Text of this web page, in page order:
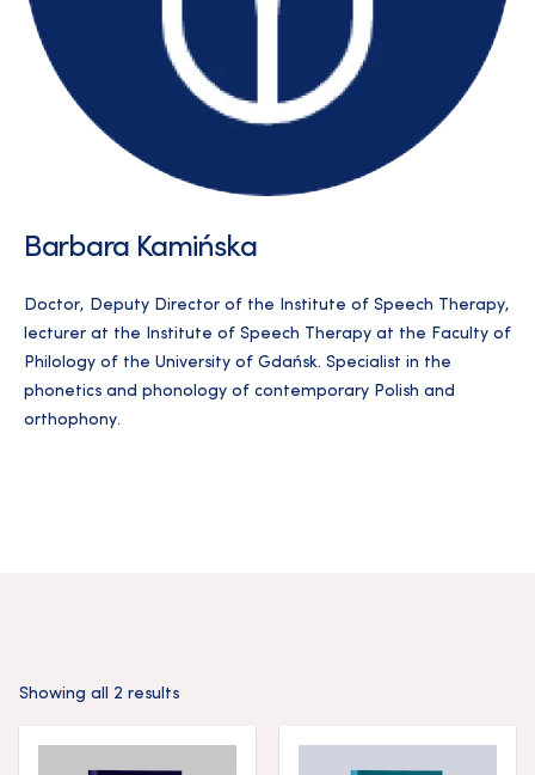
Barbara Kamińska
Doctor, Deputy Director of the Institute of Speech Therapy,
lecturer at the Institute of Speech Therapy at the Faculty of
Philology of the University of Gdańsk. Specialist in the
phonetics and phonology of contemporary Polish and
orthophony.
Showing all 2 results